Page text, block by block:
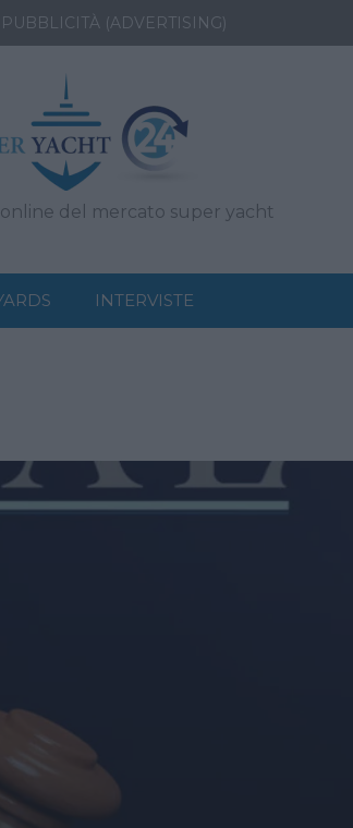
PUBBLICITÀ (ADVERTISING)
del mercato super yacht
INTERVISTE